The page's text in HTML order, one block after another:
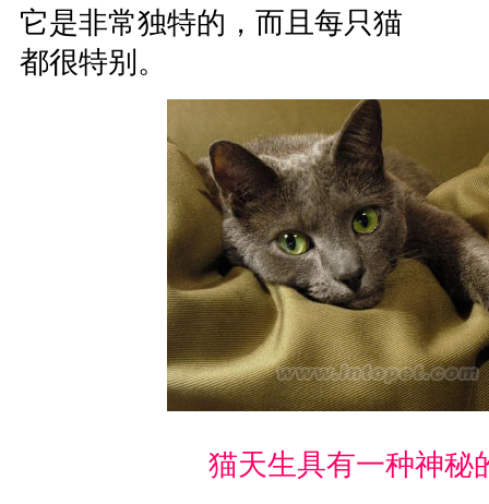
它是非常独特的，而且每只猫
都很特别。
猫天生具有一种神秘